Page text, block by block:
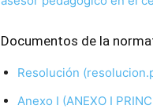
Documentos de la
Resolución
Anexo I (ANEXO I